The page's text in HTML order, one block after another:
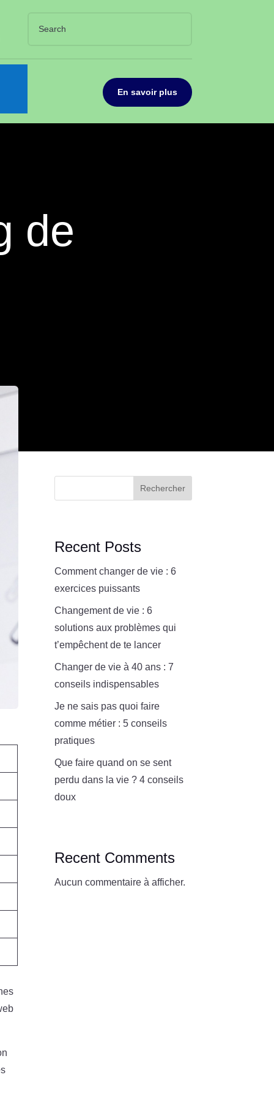
En savoir plus
de
Rechercher
Recent Posts
Comment changer de vie : 6
exercices puissants
Changement de vie : 6
solutions aux problèmes qui
t’empêchent de te lancer
Changer de vie à 40 ans : 7
conseils indispensables
Je ne sais pas quoi faire
comme métier : 5 conseils
pratiques
Que faire quand on se sent
perdu dans la vie ? 4 conseils
doux
Recent Comments
Aucun commentaire à afficher.